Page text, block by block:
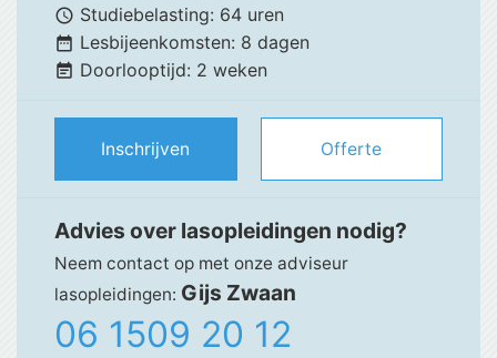
schedule Studiebelasting: 64 uren
date_range Lesbijeenkomsten: 8 dagen
event_note Doorlooptijd: 2 weken
Inschrijven Offerte
Advies over lasopleidingen nodig?
Neem contact op met onze adviseur
lasopleidingen: Gijs Zwaan
06 1509 20 12